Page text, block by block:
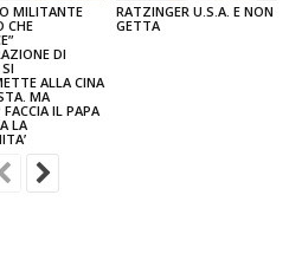
MILITANTE
CHE
DI
ALLA CINA
MA
FACCIA IL PAPA
LA
RATZINGER U.S.A. E NON
GETTA